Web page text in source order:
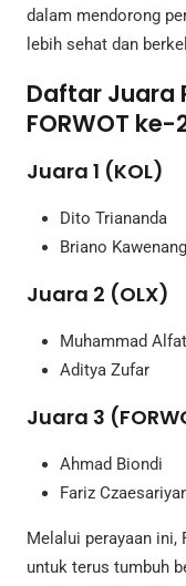
dalam mendorong
lebih sehat dan
Daftar Juara
FORWOT ke-
Juara 1 (KOL)
Dito Triananda
Briano
Juara 2 (OLX)
Muhammad
Aditya Zufar
Juara 3
Ahmad Biondi
Fariz
Melalui perayaan ini,
untuk terus tumbuh